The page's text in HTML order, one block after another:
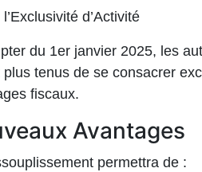
d’Activité
du 1er janvier 2025, les
plus tenus de se consacrer
fiscaux.
Avantages
permettra de :